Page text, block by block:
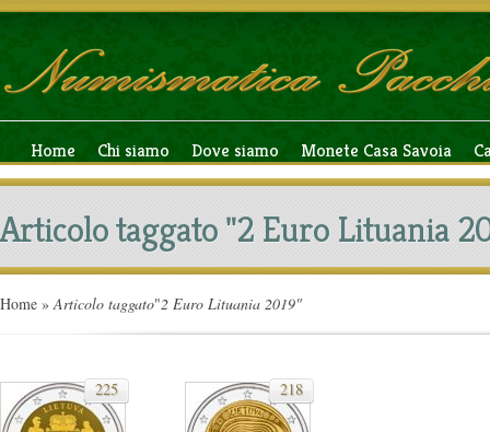
Home Chi siamo Dove siamo Monete Casa Savoia
Articolo taggato "2 Euro Lituania
Home » Articolo taggato"2 Euro Lituania 2019"
225 218